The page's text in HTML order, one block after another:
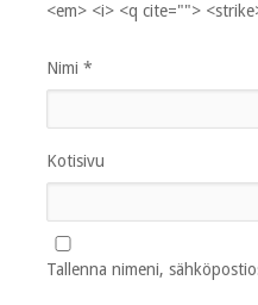
<em> <i> <q cite="">
Nimi *
Kotisivu
Tallenna nimeni,